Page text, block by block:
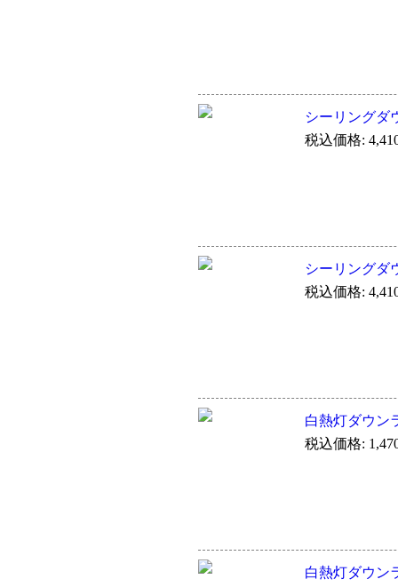
シーリングダ
税込価格:
シーリングダ
税込価格:
白熱灯ダウン
税込価格:
白熱灯ダウン